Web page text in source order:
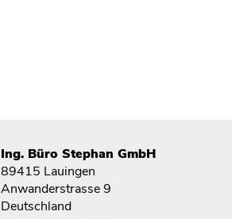
Ing. Büro Stephan GmbH
89415 Lauingen
Anwanderstrasse 9
Deutschland